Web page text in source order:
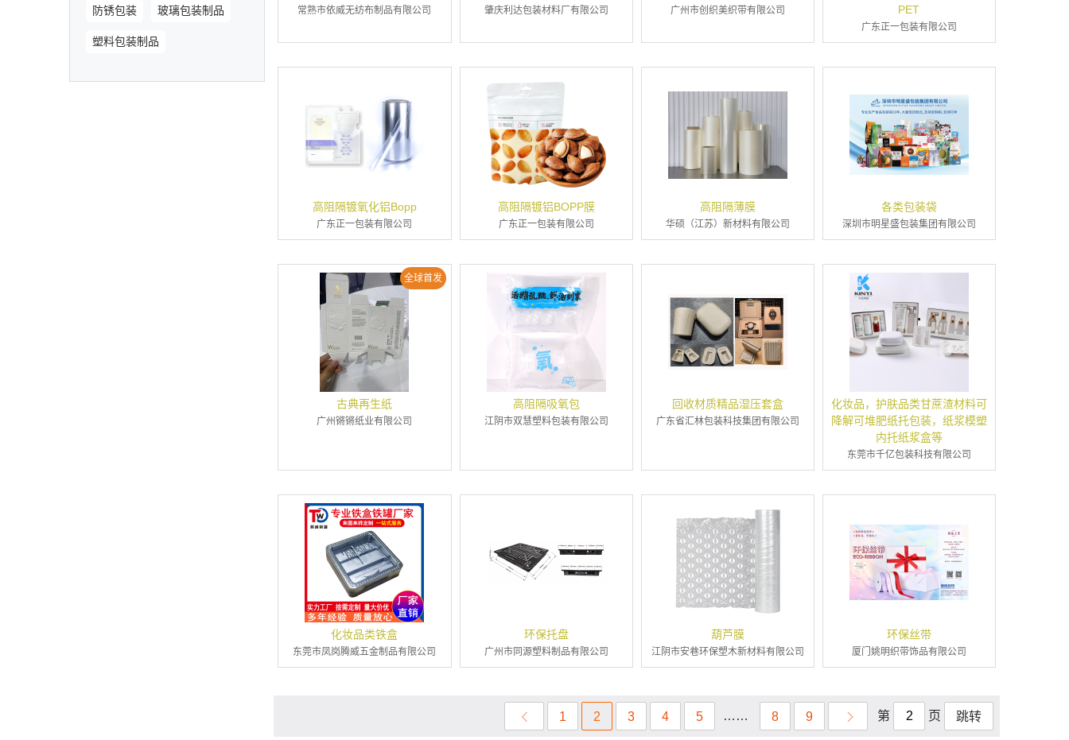
防锈包装 玻璃包装制品
塑料包装制品
常熟市依威无纺布制品有限公司 肇庆利达包装材料厂有限公司 广州市创织美织带有限公司
PET
广东正一包装有限公司
高阻隔镀氧化铝Bopp
广东正一包装有限公司
高阻隔镀铝BOPP膜
广东正一包装有限公司
高阻隔薄膜
华硕（江苏）新材料有限公司
各类包装袋
深圳市明星盛包装集团有限公司
全球首发
古典再生纸
广州锵锵纸业有限公司
高阻隔吸氧包
江阴市双慧塑料包装有限公司
回收材质精品湿压套盒
广东省汇林包装科技集团有限公司
化妆品，护肤品类甘蔗渣材料可
降解可堆肥纸托包装，纸浆模塑
内托纸浆盒等
东莞市千亿包装科技有限公司
化妆品类铁盒
东莞市凤岗腾威五金制品有限公司
环保托盘
广州市同源塑料制品有限公司
葫芦膜
江阴市安巷环保塑木新材料有限公司
环保丝带
厦门姚明织带饰品有限公司
1 2 3 4 5 …… 8 9 第 页 跳转